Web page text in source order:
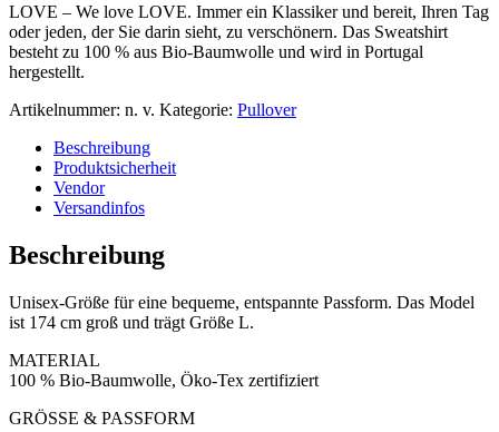
LOVE – We love LOVE. Immer ein Klassiker und bereit, Ihren Tag
oder jeden, der Sie darin sieht, zu verschönern. Das Sweatshirt
besteht zu 100 % aus Bio-Baumwolle und wird in Portugal
hergestellt.
Artikelnummer: n. v. Kategorie: Pullover
Beschreibung
Produktsicherheit
Vendor
Versandinfos
Beschreibung
Unisex-Größe für eine bequeme, entspannte Passform. Das Model
ist 174 cm groß und trägt Größe L.
MATERIAL
100 % Bio-Baumwolle, Öko-Tex zertifiziert
GRÖSSE & PASSFORM